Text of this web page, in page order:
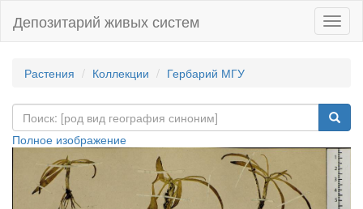
Депозитарий живых систем
Растения Коллекции Гербарий МГУ
Полное изображение